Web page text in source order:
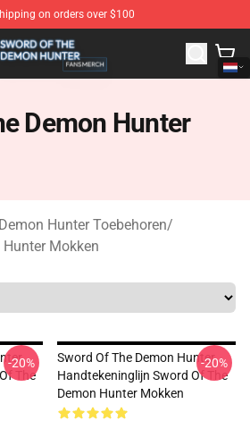
on orders over $100
Hunter Shop - Official Sword Of
Demon Hunter
Hunter Toebehoren/
Mokken
The
-20%
Sword Of The Demon Hunter
Handtekeninglijn Sword Of The
Demon Hunter Mokken
-20%